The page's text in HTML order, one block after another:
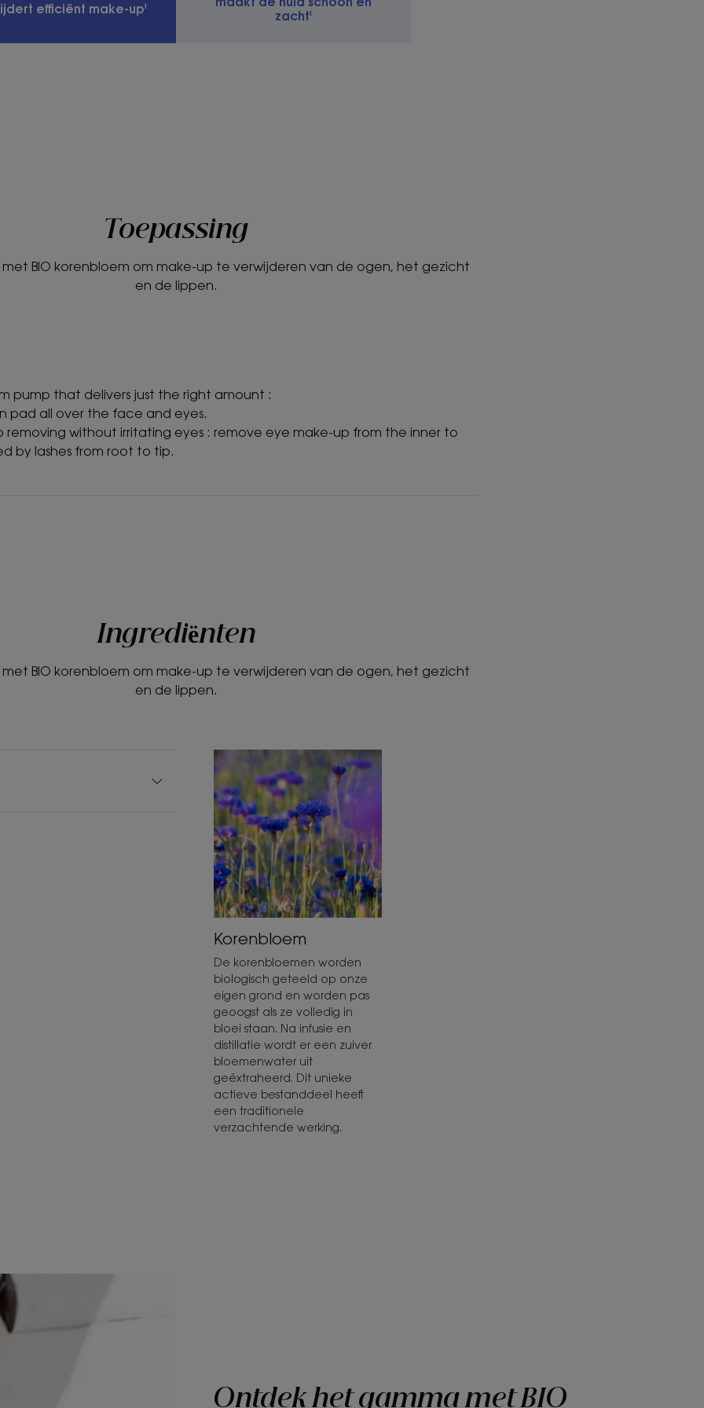
efficiënt make-up¹
zacht¹
Toepassing
met BIO korenbloem om make-up te verwijderen van de ogen, het gezicht
en de lippen.
pump that delivers just the right amount :
pad all over the face and eyes.
removing without irritating eyes : remove eye make-up from the inner to
by lashes from root to tip.
Ingrediënten
met BIO korenbloem om make-up te verwijderen van de ogen, het gezicht
en de lippen.
Korenbloem
De korenbloemen worden
biologisch geteeld op onze
eigen grond en worden pas
geoogst als ze volledig in
bloei staan. Na infusie en
distillatie wordt er een zuiver
bloemenwater uit
geëxtraheerd. Dit unieke
actieve bestanddeel heeft
een traditionele
verzachtende werking.
Ontdek het gamma met BIO